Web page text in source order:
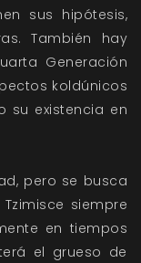
sus hipótesis,
También hay
Generación
koldúnicos
su existencia en
pero se busca
siempre
en tiempos
el grueso de